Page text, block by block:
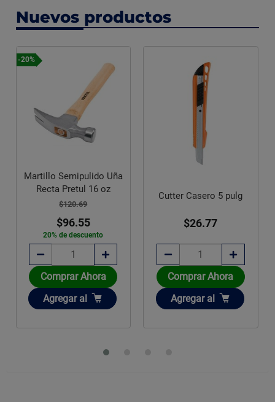
Nuevos productos
-20%
Martillo Semipulido Uña
Recta Pretul 16 oz
$120.69
$96.55
20% de descuento
Comprar Ahora
Añadir
Agregar al
Cutter Casero 5 pulg
$26.77
Comprar Ahora
Añadir
Agregar al